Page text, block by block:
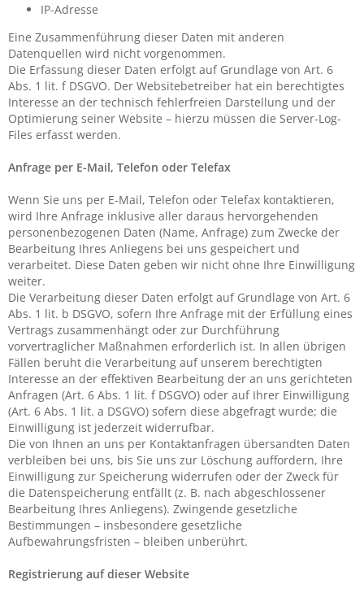
IP-Adresse
Eine Zusammenführung dieser Daten mit anderen
Datenquellen wird nicht vorgenommen.
Die Erfassung dieser Daten erfolgt auf Grundlage von Art. 6
Abs. 1 lit. f DSGVO. Der Websitebetreiber hat ein berechtigtes
Interesse an der technisch fehlerfreien Darstellung und der
Optimierung seiner Website – hierzu müssen die Server-Log-
Files erfasst werden.
Anfrage per E-Mail, Telefon oder Telefax
Wenn Sie uns per E-Mail, Telefon oder Telefax kontaktieren,
wird Ihre Anfrage inklusive aller daraus hervorgehenden
personenbezogenen Daten (Name, Anfrage) zum Zwecke der
Bearbeitung Ihres Anliegens bei uns gespeichert und
verarbeitet. Diese Daten geben wir nicht ohne Ihre Einwilligung
weiter.
Die Verarbeitung dieser Daten erfolgt auf Grundlage von Art. 6
Abs. 1 lit. b DSGVO, sofern Ihre Anfrage mit der Erfüllung eines
Vertrags zusammenhängt oder zur Durchführung
vorvertraglicher Maßnahmen erforderlich ist. In allen übrigen
Fällen beruht die Verarbeitung auf unserem berechtigten
Interesse an der effektiven Bearbeitung der an uns gerichteten
Anfragen (Art. 6 Abs. 1 lit. f DSGVO) oder auf Ihrer Einwilligung
(Art. 6 Abs. 1 lit. a DSGVO) sofern diese abgefragt wurde; die
Einwilligung ist jederzeit widerrufbar.
Die von Ihnen an uns per Kontaktanfragen übersandten Daten
verbleiben bei uns, bis Sie uns zur Löschung auffordern, Ihre
Einwilligung zur Speicherung widerrufen oder der Zweck für
die Datenspeicherung entfällt (z. B. nach abgeschlossener
Bearbeitung Ihres Anliegens). Zwingende gesetzliche
Bestimmungen – insbesondere gesetzliche
Aufbewahrungsfristen – bleiben unberührt.
Registrierung auf dieser Website